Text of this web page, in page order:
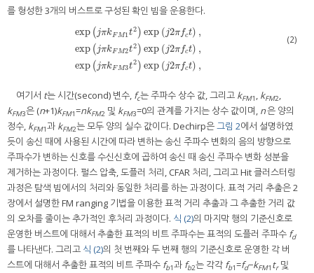
를 형성한 3개의 버스트로 구성된 확인 빔을 운용한다.
exp (jπkFM1t2 ) exp ( j2πfct) ,
exp ( jπkFM2t2 ) exp (j2πfct) ,
exp ( jπkFM3t2 ) exp (j2πfct) ,
exp(j πkFM1t2)exp (j2πf ct),exp(jπ k
(2)
여기서 t는 시간(second) 변수, fc는 주파수 상수 값, 그리고 kFM1 , kFM2,
kFM3은 (n+1)kFM1=nkFM2 및 kFM3=0의 관계를 가지는 상수 값이며, n은 양의
정수, kFM1과 kFM2는 모두 양의 실수 값이다. Dechirp은그림 2에서 설명하였
듯이 송신 때에 사용된 시간에 따라 변하는 송신 주파수 변화의 음의 방향으로
주파수가 변하는 신호를 수신신호에 곱하여 송신 때 송신 주파수 변화 성분을
제거하는 과정이다. 펄스 압축, 도플러 처리, CFAR 처리, 그리고 Hit 클러스터링
과정은 탐색 빔에서의 처리와 동일한 처리를 하는 과정이다. 표적 거리 추출은 2
장에서 설명한 FM ranging 기법을 이용한 표적 거리 추출과 그 추출한 거리 값
의 오차를 줄이는 추가적인 후처리 과정이다. 식 (2)의 마지막 행의 기준신호로
운영한 버스트에 대해서 추출한 표적의 비트 주파수는 표적의 도플러 주파수 fd
를 나타낸다. 그리고 식 (2)의 첫 번째와 두 번째 행의 기준신호로 운영한 각 버
스트에 대해서 추출한 표적의 비트 주파수 fb1과 fb2는 각각 fb1=fd−kFM1 tr및